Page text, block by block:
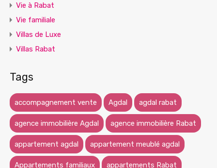
Vie à Rabat
Vie familiale
Villas de Luxe
Villas Rabat
Tags
accompagnement vente Agdal agdal rabat
agence immobilière Agdal agence immobilière Rabat
appartement agdal appartement meublé agdal
Appartements familiaux appartements Rabat